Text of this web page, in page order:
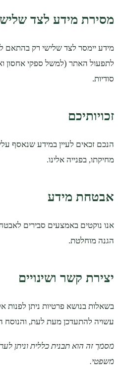
מסירת מידע לצד
מידע יימסר לצד שלישי רק בהתאם
לתפעול האתר (למשל ספקי אחסון
סודיות.
זכויותיכם
הנכם זכאים לעיין במידע שנאסף
מחיקתו, בפנייה אלינו.
אבטחת מידע
אנו נוקטים באמצעים סבירים
הגנה מוחלטת.
יצירת קשר ושינויים
בשאלות בנושא פרטיות ניתן לפנות
עשויה להתעדכן מעת לעת, והנוסח
מסמך זה הוא תבנית כללית וניתן
משפטי.